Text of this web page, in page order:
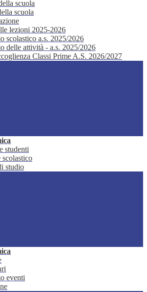
scuola
scuola
lezioni 2025-2026
scolastico a.s. 2025/2026
delle attività - a.s. 2025/2026
Classi Prime A.S. 2026/2027
studenti
scolastico
studio
eventi